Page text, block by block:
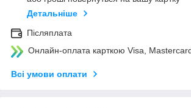
Детальніше
Післяплата
Онлайн-оплата карткою Visa,
Всі умови оплати